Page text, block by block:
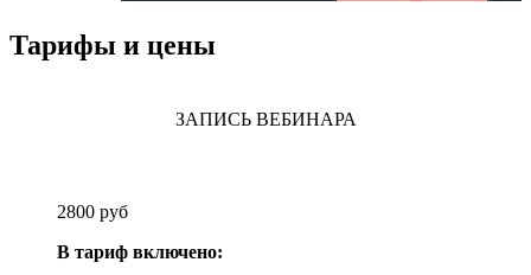
Тарифы и цены
ЗАПИСЬ ВЕБИНАРА
2800 руб
В тариф включено: